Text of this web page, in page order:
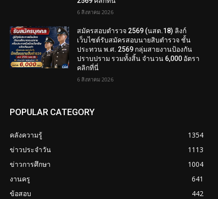
6 สิงหาคม 2026
สมัครสอบตํารวจ 2569 (นสต.18) ลิงก์
เว็บไซต์รับสมัครสอบนายสิบตำรวจ ชั้น
ประทวน พ.ศ. 2569 กลุ่มสายงานป้องกัน
ปราบปราม รวมทั้งสิ้น จำนวน 6,000 อัตรา
คลิกที่นี่
6 สิงหาคม 2026
POPULAR CATEGORY
คลังความรู้
1354
ข่าวประจำวัน
1113
ข่าวการศึกษา
1004
งานครู
641
ข้อสอบ
442